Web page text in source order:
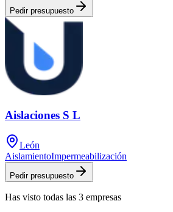
Pedir presupuesto
Aislaciones S L
León
AislamientoImpermeabilización
Pedir presupuesto
Has visto todas las 3 empresas